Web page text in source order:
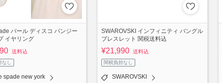
パール ディスコ パンジー
イヤリング
送料込
し
spade new york
SWAROVSKI インフィニティ バングル
ブレスレット 関税送料込
¥21,990 送料込
関税負担なし
SWAROVSKI